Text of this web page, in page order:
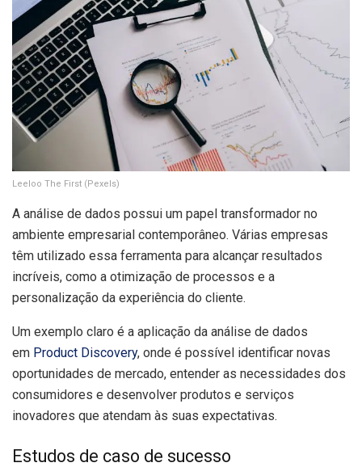
Leeloo The First (Pexels)
A análise de dados possui um papel transformador no
ambiente empresarial contemporâneo. Várias empresas
têm utilizado essa ferramenta para alcançar resultados
incríveis, como a otimização de processos e a
personalização da experiência do cliente.
Um exemplo claro é a aplicação da análise de dados
em Product Discovery, onde é possível identificar novas
oportunidades de mercado, entender as necessidades dos
consumidores e desenvolver produtos e serviços
inovadores que atendam às suas expectativas.
Estudos de caso de sucesso